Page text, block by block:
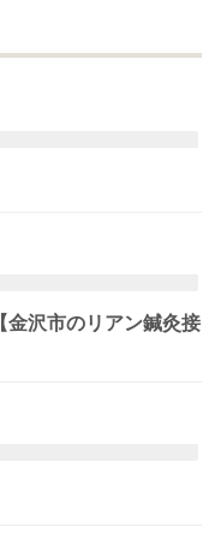
金沢市のリアン鍼灸接